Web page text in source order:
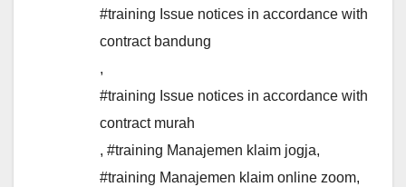
#training Issue notices in accordance with
contract bandung
,
#training Issue notices in accordance with
contract murah
, #training Manajemen klaim jogja,
#training Manajemen klaim online zoom,